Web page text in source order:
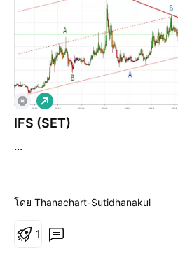
IFS (SET)
...
เ
พิ่
ม
โดย Thanachart-Sutidhanakul
1